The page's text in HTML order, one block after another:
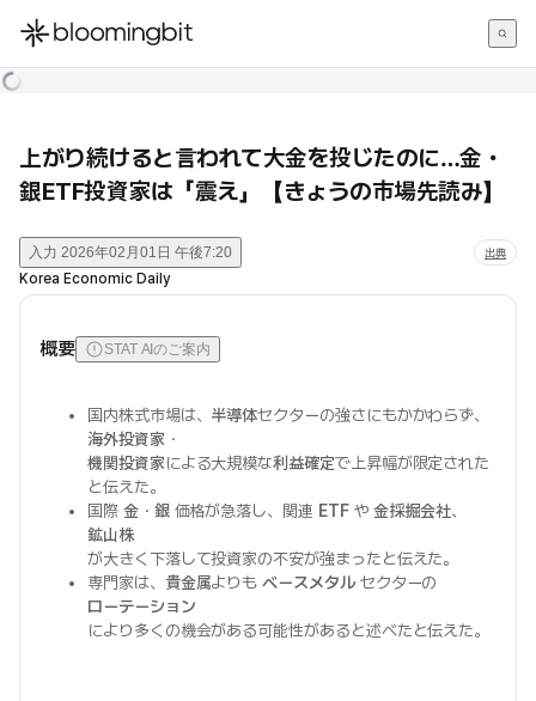
한국어
上がり続けると言われて大金を投じたのに…金・
銀ETF投資家は「震え」【きょうの市場先読み】
入力 2026年02月01日 午後7:20 出典
Korea Economic Daily
概要 STAT AIのご案内
国内株式市場は、 半導体セクターの強さにもかかわらず、
海外投資家 ・
機関投資家による大規模な利益確定で上昇幅が限定された
と伝えた。
国際 金・ 銀価格が急落し、関連 ETFや金採掘会社、
鉱山株
が大きく下落して投資家の不安が強まったと伝えた。
専門家は、 貴金属よりもベースメタルセクターの
ローテーション
により多くの機会がある可能性があると述べたと伝えた。